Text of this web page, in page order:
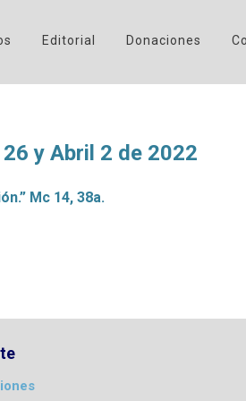
Editorial Donaciones
y Abril 2 de 2022
Mc 14, 38a.